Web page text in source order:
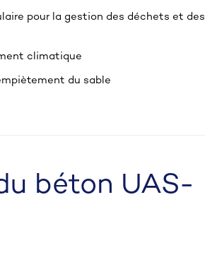
pour la gestion des déchets et des
climatique
du sable
béton UAS-